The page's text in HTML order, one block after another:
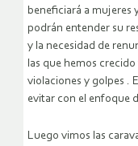
beneficiará a mujeres
podrán entender su
y la necesidad de
las que hemos
violaciones y golpes .
evitar con el enfoque
Luego vimos las